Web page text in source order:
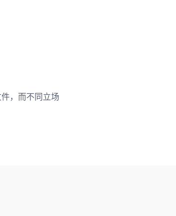
，而不同立场